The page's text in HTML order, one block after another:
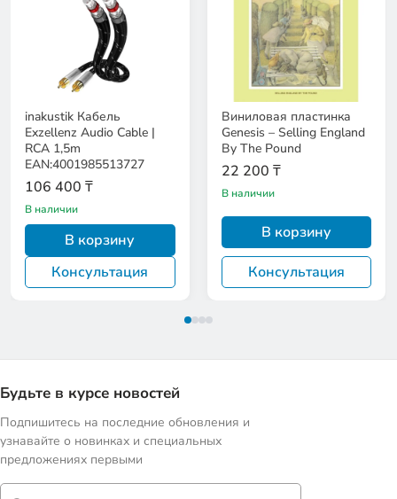
inakustik Кабель
Exzellenz Audio Cable |
RCA 1,5m
EAN:4001985513727
106 400 ₸
В наличии
В корзину
Консультация
Виниловая пластинка
Genesis – Selling England
By The Pound
22 200 ₸
В наличии
В корзину
Консультация
Будьте в курсе новостей
Подпишитесь на последние обновления и
узнавайте о новинках и специальных
предложениях первыми